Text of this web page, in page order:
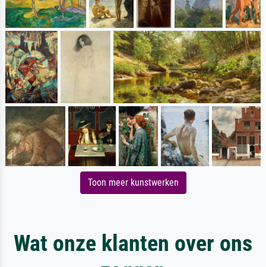
Toon meer kunstwerken
Wat onze klanten over ons